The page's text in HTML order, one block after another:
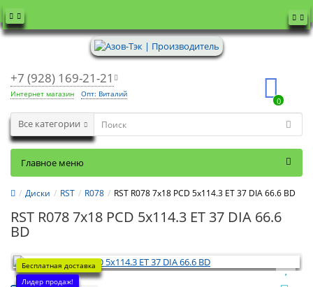
+7 (928) 169-21-21
Интернет магазин Опт: Виталий
0
Все категории
Главное меню
Диски RST R078 RST R078 7x18 PCD 5x114.3 ET 37 DIA 66.6 BD
RST R078 7x18 PCD 5x114.3 ET 37 DIA 66.6
BD
Бесплатная доставка
Лидер продаж!